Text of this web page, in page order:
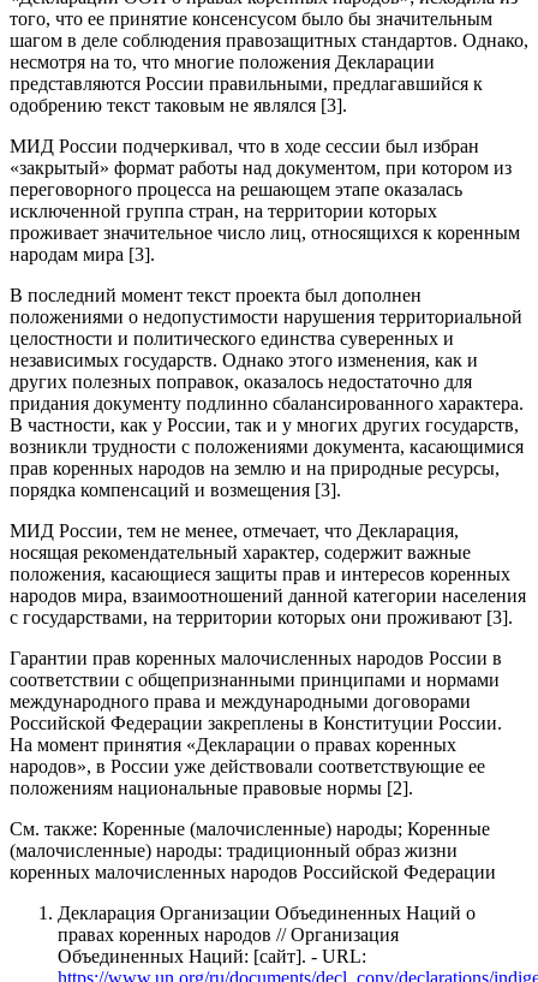
того, что ее принятие консенсусом было бы значительным
шагом в деле соблюдения правозащитных стандартов. Однако,
несмотря на то, что многие положения Декларации
представляются России правильными, предлагавшийся к
одобрению текст таковым не являлся [3].
МИД России подчеркивал, что в ходе сессии был избран
«закрытый» формат работы над документом, при котором из
переговорного процесса на решающем этапе оказалась
исключенной группа стран, на территории которых
проживает значительное число лиц, относящихся к коренным
народам мира [3].
В последний момент текст проекта был дополнен
положениями о недопустимости нарушения территориальной
целостности и политического единства суверенных и
независимых государств. Однако этого изменения, как и
других полезных поправок, оказалось недостаточно для
придания документу подлинно сбалансированного характера.
В частности, как у России, так и у многих других государств,
возникли трудности с положениями документа, касающимися
прав коренных народов на землю и на природные ресурсы,
порядка компенсаций и возмещения [3].
МИД России, тем не менее, отмечает, что Декларация,
носящая рекомендательный характер, содержит важные
положения, касающиеся защиты прав и интересов коренных
народов мира, взаимоотношений данной категории населения
с государствами, на территории которых они проживают [3].
Гарантии прав коренных малочисленных народов России в
соответствии с общепризнанными принципами и нормами
международного права и международными договорами
Российской Федерации закреплены в Конституции России.
На момент принятия «Декларации о правах коренных
народов», в России уже действовали соответствующие ее
положениям национальные правовые нормы [2].
См. также: Коренные (малочисленные) народы; Коренные
(малочисленные) народы: традиционный образ жизни
коренных малочисленных народов Российской Федерации
Декларация Организации Объединенных Наций о
правах коренных народов // Организация
Объединенных Наций: [сайт]. - URL: